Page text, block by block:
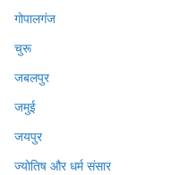
गोपालगंज
चुरू
जबलपुर
जमुई
जयपुर
ज्योतिष और धर्म संसार